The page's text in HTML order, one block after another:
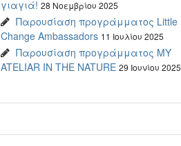
γιαγιά! 28 Νοεμβρίου 2025
Παρουσίαση προγράμματος Little
Change Ambassadors 11 Ιουλίου 2025
Παρουσίαση προγράμματος MY
ATELIAR IN THE NATURE 29 Ιουνίου 2025